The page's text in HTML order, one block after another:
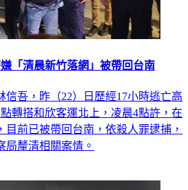
「清晨新竹落網」被帶回台南
信吾，昨（22）日歷經17小時逃亡高
轉搭和欣客運北上，凌晨4點許，在
前已被帶回台南，依殺人罪逮捕，
局釐清相關案情。